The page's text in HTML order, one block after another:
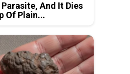
Parasite, And It Dies
Of Plain...